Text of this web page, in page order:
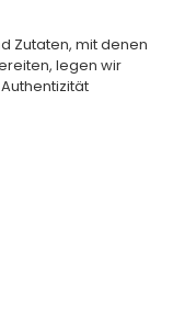
Zutaten, mit denen
legen wir